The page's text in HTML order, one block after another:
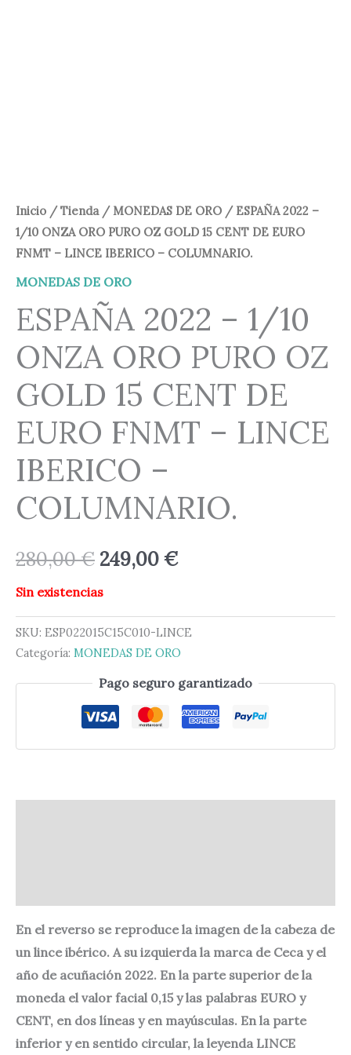
Inicio /Tienda/ MONEDAS DE ORO / ESPAÑA 2022 –
1/10 ONZA ORO PURO OZ GOLD 15 CENT DE EURO
FNMT – LINCE IBERICO – COLUMNARIO.
MONEDAS DE ORO
ESPAÑA 2022 – 1/10
ONZA ORO PURO OZ
GOLD 15 CENT DE
EURO FNMT – LINCE
IBERICO –
COLUMNARIO.
280,00€ 249,00€
Sin existencias
SKU: ESP022015C15C010-LINCE
Categoría: MONEDAS DE ORO
Pago seguro garantizado
En el reverso se reproduce la imagen de la cabeza de
un lince ibérico. A su izquierda la marca de Ceca y el
año de acuñación 2022. En la parte superior de la
moneda el valor facial 0,15 y las palabras EURO y
CENT, en dos líneas y en mayúsculas. En la parte
inferior y en sentido circular, la leyenda LINCE